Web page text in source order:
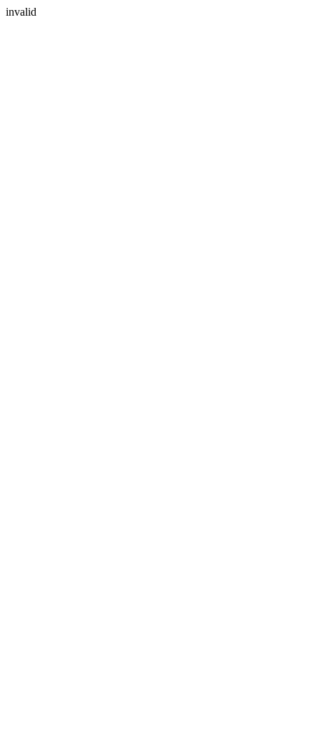
invalid